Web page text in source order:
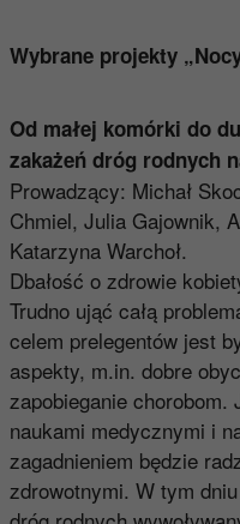
Wybrane projekty
Od małej komórki do
zakażeń dróg rodnych
Prowadzący: Michał
Chmiel, Julia Gajownik,
Katarzyna Warchoł.
Dbałość o zdrowie
Trudno ująć całą
celem prelegentów jest
aspekty, m.in. dobre
zapobieganie
naukami medycznymi i
zagadnieniem będzie
zdrowotnymi. W tym